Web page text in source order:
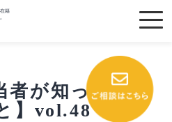
籍
者が知っておく
】vol.48